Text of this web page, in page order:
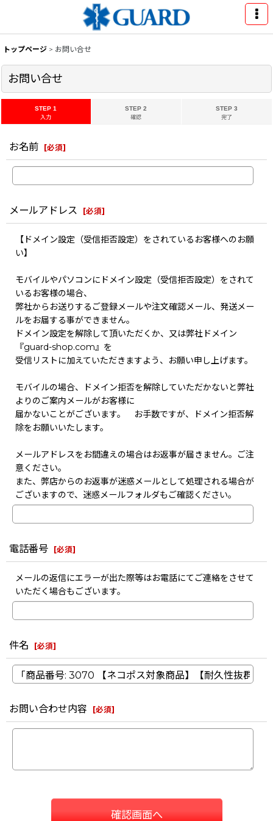
トップページ > お問い合せ
お問い合せ
STEP 1
入力
STEP 2
確認
STEP 3
完了
お名前 [必須]
メールアドレス [必須]
【ドメイン設定（受信拒否設定）をされているお客様へのお願
い】
モバイルやパソコンにドメイン設定（受信拒否設定）をされて
いるお客様の場合、
弊社からお送りするご登録メールや注文確認メール、発送メー
ルをお届する事ができません。
ドメイン設定を解除して頂いただくか、又は弊社ドメイン
『guard-shop.com』を
受信リストに加えていただきますよう、お願い申し上げます。
モバイルの場合、ドメイン拒否を解除していただかないと弊社
よりのご案内メールがお客様に
届かないことがございます。 お手数ですが、ドメイン拒否解
除をお願いいたします。
メールアドレスをお間違えの場合はお返事が届きません。ご注
意ください。
また、弊店からのお返事が迷惑メールとして処理される場合が
ございますので、迷惑メールフォルダもご確認ください。
電話番号 [必須]
メールの返信にエラーが出た際等はお電話にてご連絡をさせて
いただく場合もございます。
件名 [必須]
お問い合わせ内容 [必須]
確認画面へ